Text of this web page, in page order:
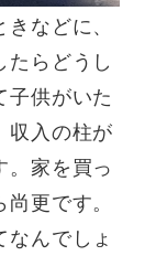
などに、
らどうし
子供がいた
収入の柱が
。家を買っ
更です。
んでしょ